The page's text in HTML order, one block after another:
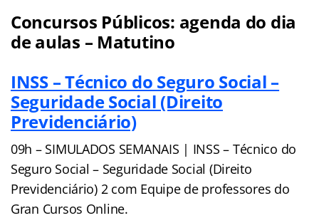
Concursos Públicos: agenda do dia
de aulas – Matutino
INSS – Técnico do Seguro Social –
Seguridade Social (Direito
Previdenciário)
09h – SIMULADOS SEMANAIS | INSS – Técnico do
Seguro Social – Seguridade Social (Direito
Previdenciário) 2 com Equipe de professores do
Gran Cursos Online.